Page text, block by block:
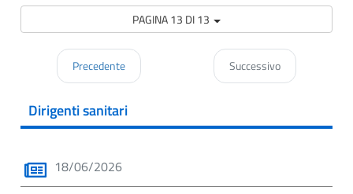
PAGINA 13 DI 13
Precedente Successivo
Dirigenti sanitari
18/06/2026